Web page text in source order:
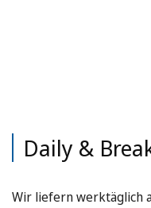
Daily &
Wir liefern werktäglich